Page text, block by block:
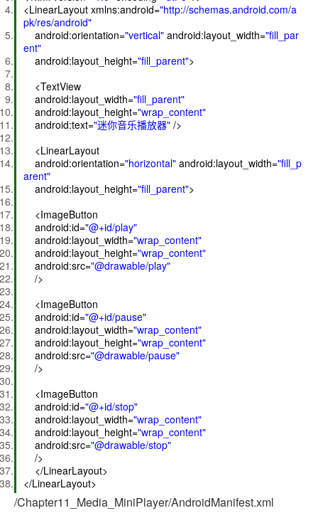
<LinearLayout xmlns:android="http://schemas.android.com/a
pk/res/android"
android:orientation="vertical" android:layout_width="fill_par
ent"
android:layout_height="fill_parent">
<TextView
android:layout_width="fill_parent"
android:layout_height="wrap_content"
android:text="迷你音乐播放器" />
<LinearLayout
android:orientation="horizontal" android:layout_width="fill_p
arent"
android:layout_height="fill_parent">
<ImageButton
android:id="@+id/play"
android:layout_width="wrap_content"
android:layout_height="wrap_content"
android:src="@drawable/play"
/>
<ImageButton
android:id="@+id/pause"
android:layout_width="wrap_content"
android:layout_height="wrap_content"
android:src="@drawable/pause"
/>
<ImageButton
android:id="@+id/stop"
android:layout_width="wrap_content"
android:layout_height="wrap_content"
android:src="@drawable/stop"
/>
</LinearLayout>
</LinearLayout>
/Chapter11_Media_MiniPlayer/AndroidManifest.xml